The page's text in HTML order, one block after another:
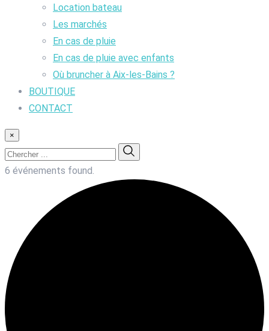
Location bateau
Les marchés
En cas de pluie
En cas de pluie avec enfants
Où bruncher à Aix-les-Bains ?
BOUTIQUE
CONTACT
×
6 événements found.